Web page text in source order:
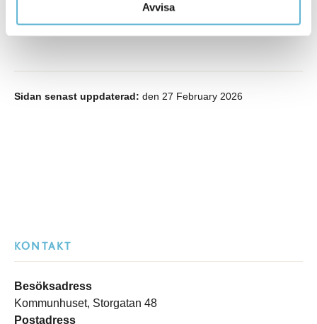
Avvisa
sara.widesjo@bromolla.se
Sidan senast uppdaterad: den 27 February 2026
KONTAKT
Besöksadress
Kommunhuset, Storgatan 48
Postadress